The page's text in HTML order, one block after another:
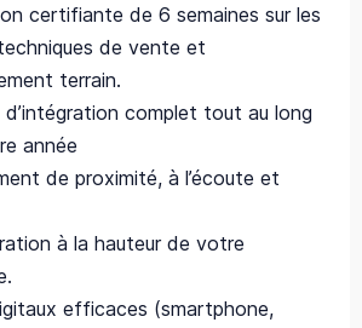
certifiante de 6 semaines sur les
de vente et
terrain.
d’intégration complet tout au long
année
de proximité, à l’écoute et
à la hauteur de votre
efficaces (smartphone,